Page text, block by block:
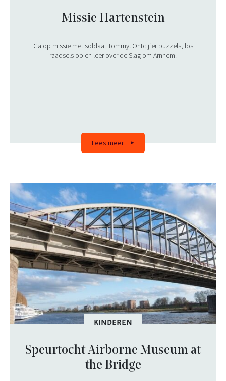
Missie Hartenstein
Ga op missie met soldaat Tommy! Ontcijfer puzzels, los
raadsels op en leer over de Slag om Arnhem.
Lees meer
KINDEREN
Speurtocht Airborne Museum at
the Bridge